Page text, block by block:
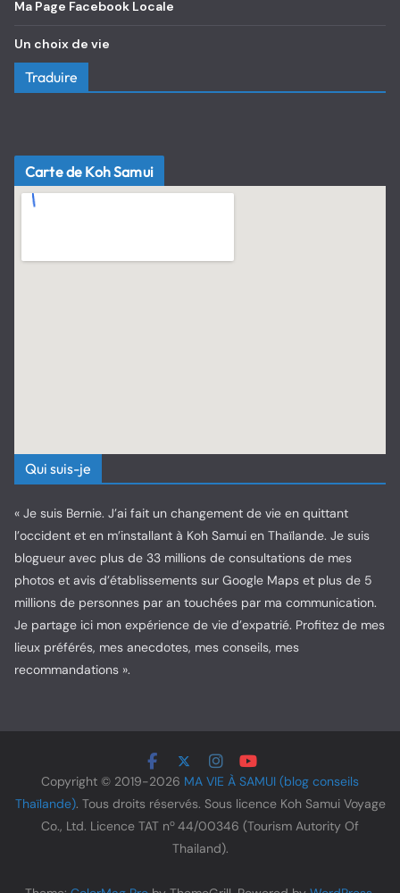
Ma Page Facebook Locale
Un choix de vie
Traduire
Carte de Koh Samui
Qui suis-je
« Je suis Bernie. J’ai fait un changement de vie en quittant
l’occident et en m’installant à Koh Samui en Thaïlande. Je suis
blogueur avec plus de 33 millions de consultations de mes
photos et avis d’établissements sur Google Maps et plus de 5
millions de personnes par an touchées par ma communication.
Je partage ici mon expérience de vie d’expatrié. Profitez de mes
lieux préférés, mes anecdotes, mes conseils, mes
recommandations ».
Copyright © 2019-2026 MA VIE À SAMUI (blog conseils
Thaïlande). Tous droits réservés. Sous licence Koh Samui Voyage
Co., Ltd. Licence TAT no 44/00346 (Tourism Autority Of
Thailand).